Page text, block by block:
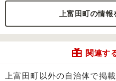
上富田町の情
関連す
上富田町以外の自治体で掲